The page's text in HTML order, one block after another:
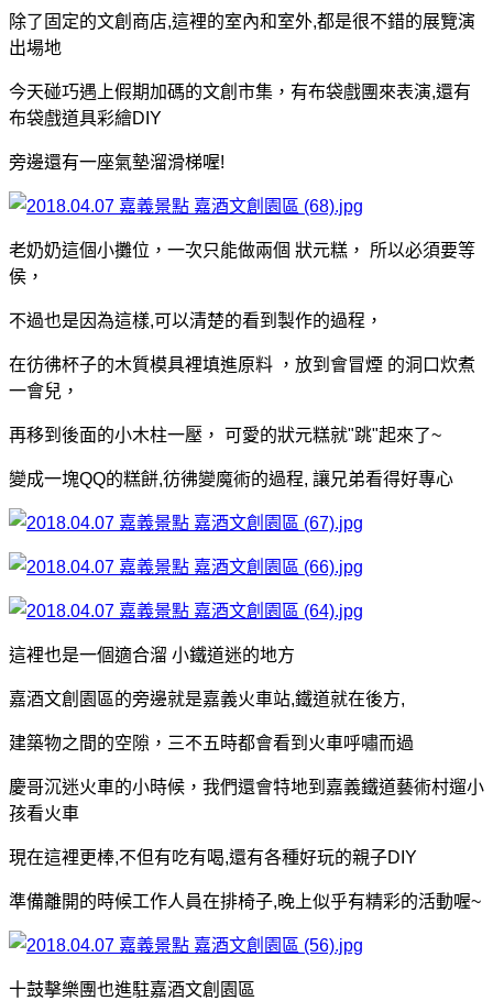
除了固定的文創商店,這裡的室內和室外,都是很不錯的展覽演
出場地
今天碰巧遇上假期加碼的文創市集，有布袋戲團來表演,還有
布袋戲道具彩繪DIY
旁邊還有一座氣墊溜滑梯喔!
老奶奶這個小攤位，一次只能做兩個 狀元糕， 所以必須要等
侯，
不過也是因為這樣,可以清楚的看到製作的過程，
在彷彿杯子的木質模具裡填進原料 ， 放到會冒煙 的洞口炊煮
一會兒，
再移到後面的小木柱一壓， 可愛的狀元糕就"跳"起來了~
變成一塊QQ的糕餅,彷彿變魔術的過程, 讓兄弟看得好專心
這裡也是一個適合溜 小鐵道迷的地方
嘉酒文創園區的旁邊就是嘉義火車站,鐵道就在後方,
建築物之間的空隙，三不五時都會看到火車呼嘯而過
慶哥沉迷火車的小時候，我們還會特地到嘉義鐵道藝術村遛小
孩看火車
現在這裡更棒,不但有吃有喝,還有各種好玩的親子DIY
準備離開的時候工作人員在排椅子,晚上似乎有精彩的活動喔~
十鼓擊樂團也進駐嘉酒文創園區